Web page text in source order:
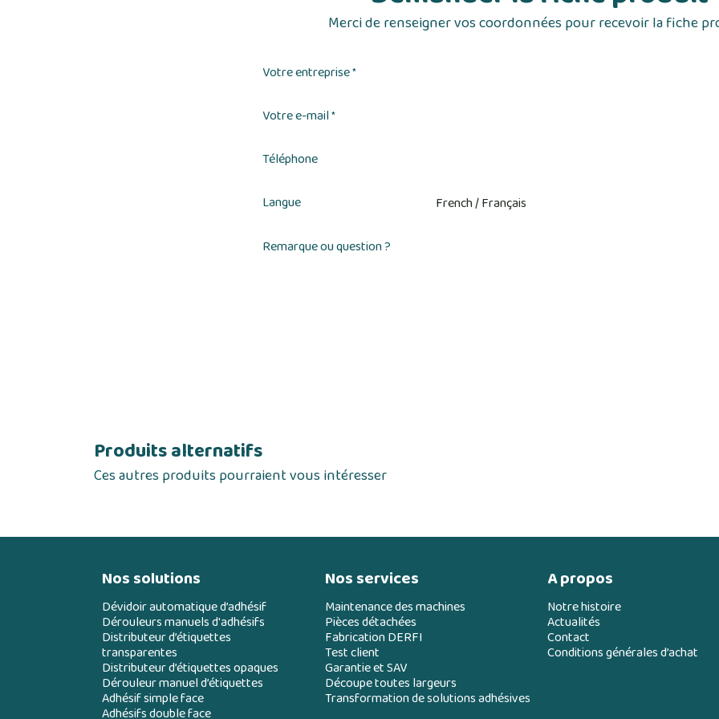
Merci de renseigner vos coordonnées pour recevoir la fiche
Votre entreprise*
Votre e-mail*
Téléphone
Langue
Remarque ou question ?
Produits alternatifs
Ces autres produits pourraient vous intéresser
Nos solutions
Dévidoir automatique d’adhésif
Dérouleurs manuels d'adhésifs
Distributeur d’étiquettes
transparentes
Distributeur d’étiquettes opaques
Dérouleur manuel d’étiquettes
Adhésif simple face
Adhésifs double face
Nos services
Maintenance des machines
Pièces détachées
Fabrication DERFI
Test client
Garantie et SAV
Découpe toutes largeurs
Transformation de solutions adhésives
A propos
Notre histoire
Actualités
Contact
Conditions générales d’achat